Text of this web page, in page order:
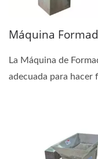
Máquina
La Máquina de
adecuada para hacer